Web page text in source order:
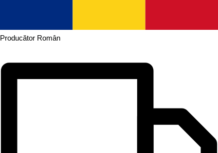
Producător Român